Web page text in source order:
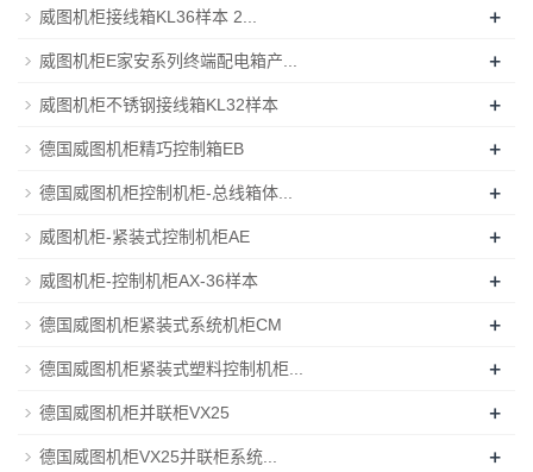
威图机柜接线箱KL36样本 2... +
威图机柜E家安系列终端配电箱产... +
威图机柜不锈钢接线箱KL32样本 +
德国威图机柜精巧控制箱EB +
德国威图机柜控制机柜-总线箱体... +
威图机柜-紧装式控制机柜AE +
威图机柜-控制机柜AX-36样本 +
德国威图机柜紧装式系统机柜CM +
德国威图机柜紧装式塑料控制机柜... +
德国威图机柜并联柜VX25 +
德国威图机柜VX25并联柜系统... +